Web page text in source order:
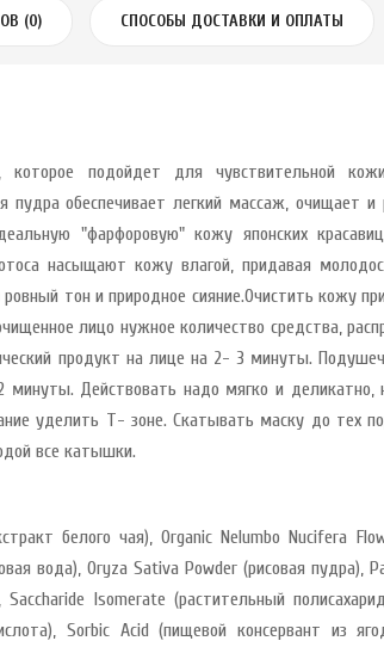
(0) СПОСОБЫ ДОСТАВКИ И ОПЛАТЫ
подойдет для чувствительной
обеспечивает легкий массаж, очищает
"фарфоровую" кожу японских
насыщают кожу влагой, придавая
тон и природное сияние.Очистить кожу
лицо нужное количество средства,
продукт на лице на 2- 3 минуты.
Действовать надо мягко и деликатно,
уделить Т- зоне. Скатывать маску до тех
все катышки.
белого чая), Organic Nelumbo Nucifera
вода), Oryza Sativa Powder (рисовая пудра),
Isomerate (растительный
Sorbic Acid (пищевой консервант из